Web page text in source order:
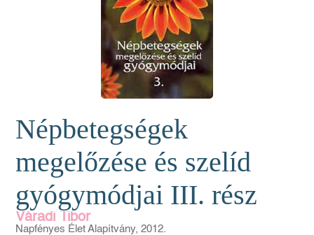
Népbetegségek
megelőzése és szelíd
gyógymódjai III. rész
Váradi Tibor
Napfényes Élet Alapítvány, 2012.